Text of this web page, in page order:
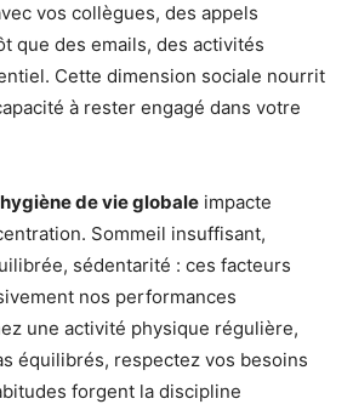
vos collègues, des appels
que des emails, des activités
Cette dimension sociale nourrit
à rester engagé dans votre
hygiène de vie globale impacte
Sommeil insuffisant,
sédentarité : ces facteurs
nos performances
une activité physique régulière,
équilibrés, respectez vos besoins
forgent la discipline